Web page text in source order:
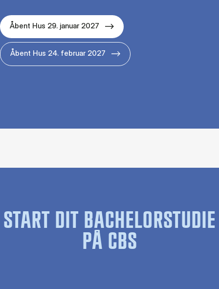
Åbent Hus 29. januar 2027
Åbent Hus 24. februar 2027
START DIT BACHELORSTUDIE
PÅ CBS